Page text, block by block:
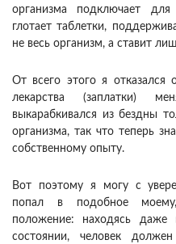
организма подключает для
глотает таблетки,
не весь организм, а ставит
От всего этого я отказался
лекарства (заплатки)
выкарабкивался из бездны
организма, так что теперь
собственному опыту.
Вот поэтому я могу с
попал в подобное
положение: находясь
состоянии, человек